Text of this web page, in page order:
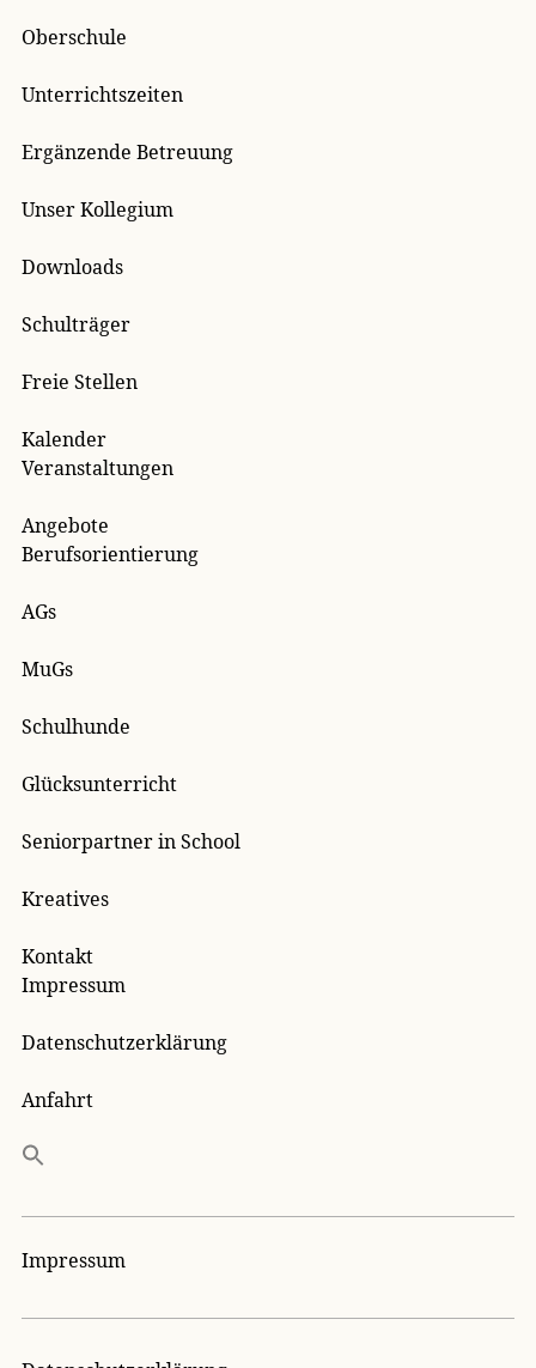
Oberschule
Unterrichtszeiten
Ergänzende Betreuung
Unser Kollegium
Downloads
Schulträger
Freie Stellen
Kalender
Veranstaltungen
Angebote
Berufsorientierung
AGs
MuGs
Schulhunde
Glücksunterricht
Seniorpartner in School
Kreatives
Kontakt
Impressum
Datenschutzerklärung
Anfahrt
Impressum